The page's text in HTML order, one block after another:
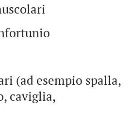
(ad esempio spalla,
caviglia,